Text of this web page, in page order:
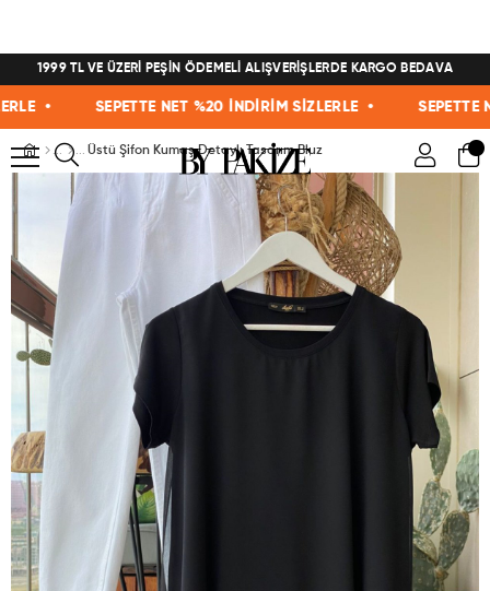
1999 TL VE ÜZERİ PEŞİN ÖDEMELİ ALIŞVERİŞLERDE KARGO BEDAVA
• SEPETTE NET %20 İNDİRİM SİZLERLE • SEPETTE
Üstü Şifon Kumaş Detaylı Tasarım Bluz